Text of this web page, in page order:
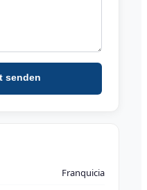
senden
Franquicia